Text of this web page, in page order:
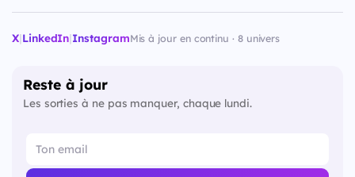
X|LinkedIn|InstagramMis à jour en continu · 8 univers
Reste à jour
Les sorties à ne pas manquer, chaque lundi.